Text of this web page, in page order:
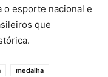
o esporte nacional e
que
medalha